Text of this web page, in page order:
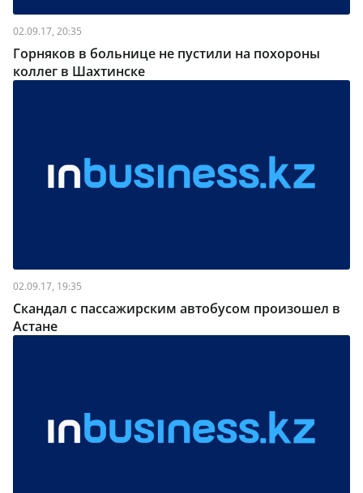
02.09.17, 20:35
Горняков в больнице не пустили на похороны
коллег в Шахтинске
02.09.17, 19:35
Скандал с пассажирским автобусом произошел в
Астане